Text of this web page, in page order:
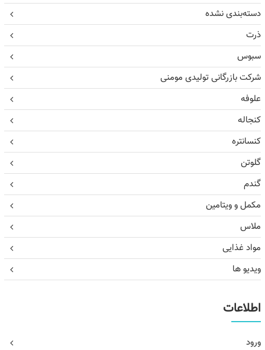
دسته‌بندی نشده
ذرت
سبوس
شرکت بازرگانی تولیدی مومنی
علوفه
کنجاله
کنسانتره
گلوتن
گندم
مکمل و ویتامین
ملاس
مواد غذایی
ویدیو ها
اطلاعات
ورود